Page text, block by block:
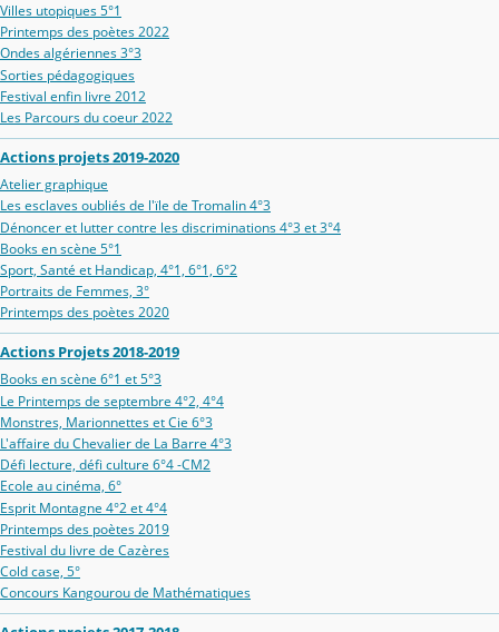
Villes utopiques 5°1
Printemps des poètes 2022
Ondes algériennes 3°3
Sorties pédagogiques
Festival enfin livre 2012
Les Parcours du coeur 2022
Actions projets 2019-2020
Atelier graphique
Les esclaves oubliés de l'ïle de Tromalin 4°3
Dénoncer et lutter contre les discriminations 4°3 et 3°4
Books en scène 5°1
Sport, Santé et Handicap, 4°1, 6°1, 6°2
Portraits de Femmes, 3°
Printemps des poètes 2020
Actions Projets 2018-2019
Books en scène 6°1 et 5°3
Le Printemps de septembre 4°2, 4°4
Monstres, Marionnettes et Cie 6°3
L'affaire du Chevalier de La Barre 4°3
Défi lecture, défi culture 6°4 -CM2
Ecole au cinéma, 6°
Esprit Montagne 4°2 et 4°4
Printemps des poètes 2019
Festival du livre de Cazères
Cold case, 5°
Concours Kangourou de Mathématiques